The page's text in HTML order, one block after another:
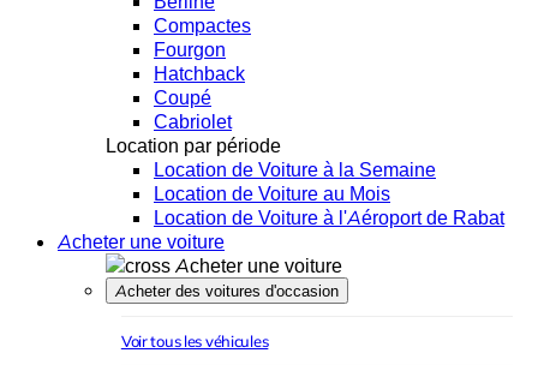
Compactes
Fourgon
Hatchback
Coupé
Cabriolet
Location par période
Location de Voiture à la Semaine
Location de Voiture au Mois
Location de Voiture à l'Aéroport de Rabat
Acheter une voiture
Acheter une voiture
Acheter des voitures d'occasion
Voir tous les véhicules